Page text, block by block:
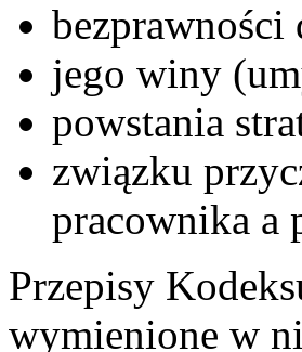
bezprawności
jego winy
powstania
związku
pracownika a
Przepisy
wymienione w